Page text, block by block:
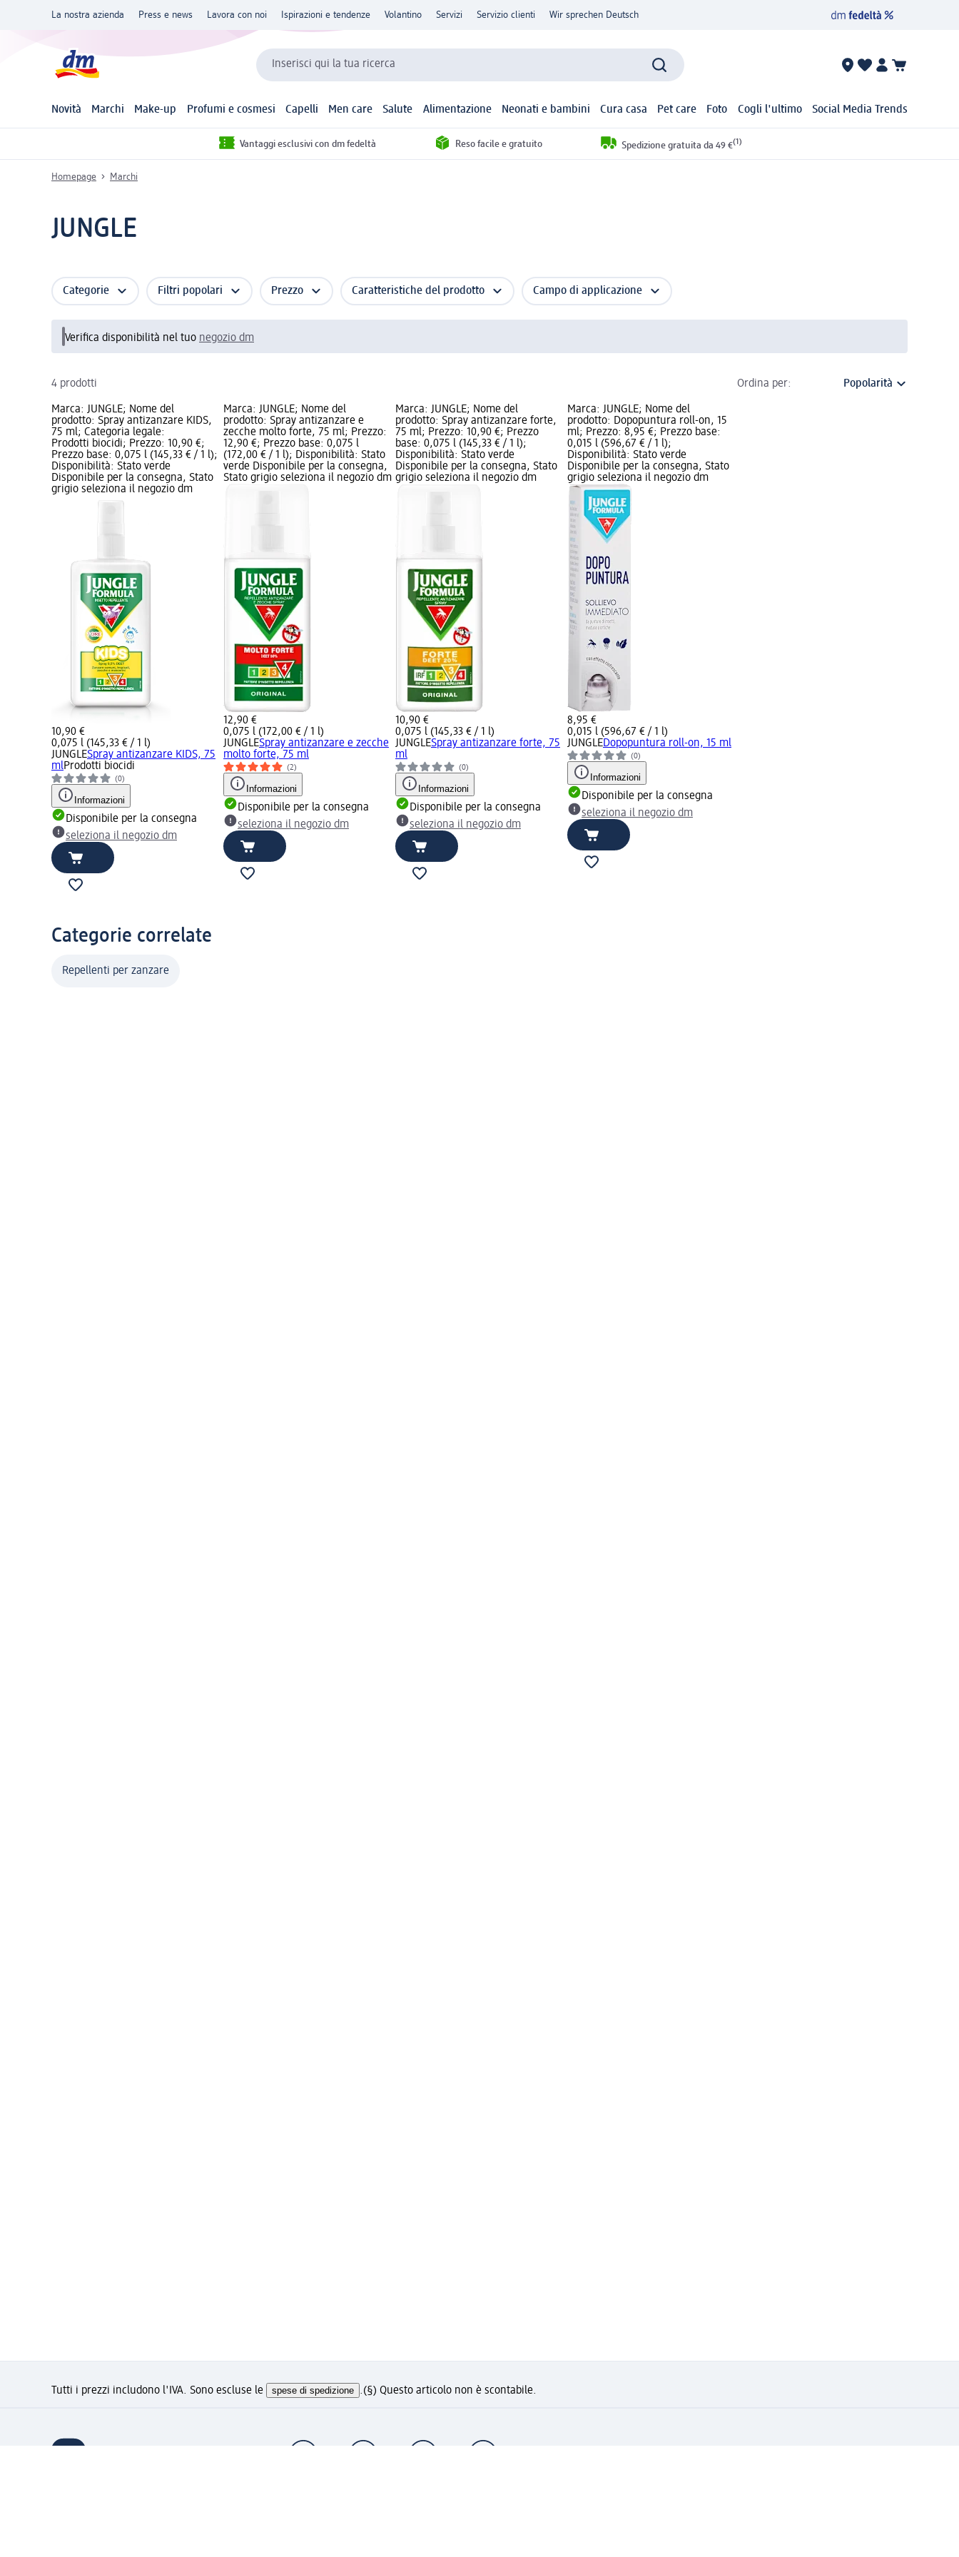
La nostra azienda Press e news Lavora con noi Ispirazioni e tendenze Volantino Servizi Servizio clienti Wir sprechen Deutsch
Inserisci qui la tua ricerca
Novità Marchi Make-up Profumi e cosmesi Capelli Men care Salute Alimentazione Neonati e bambini Cura casa Pet care Foto Cogli l'ultimo Social Media Trends
Vantaggi esclusivi con dm fedeltà Reso facile e gratuito Spedizione gratuita da 49 €(1)
Homepage Marchi
JUNGLE
Categorie Filtri popolari Prezzo Caratteristiche del prodotto Campo di applicazione
Verifica disponibilità nel tuo negozio dm
4 prodotti Ordina per:
Marca: JUNGLE; Nome del
prodotto: Spray antizanzare KIDS,
75 ml; Categoria legale:
Prodotti biocidi; Prezzo: 10,90 €;
Prezzo base: 0,075 l (145,33 € / 1 l);
Disponibilità: Stato verde
Disponibile per la consegna, Stato
grigio seleziona il negozio dm
10,90 €
0,075 l (145,33 € / 1 l)
JUNGLESpray antizanzare KIDS, 75
mlProdotti biocidi
(0)
Informazioni
Disponibile per la consegna
seleziona il negozio dm
Marca: JUNGLE; Nome del
prodotto: Spray antizanzare e
zecche molto forte, 75 ml; Prezzo:
12,90 €; Prezzo base: 0,075 l
(172,00 € / 1 l); Disponibilità: Stato
verde Disponibile per la consegna,
Stato grigio seleziona il negozio dm
12,90 €
0,075 l (172,00 € / 1 l)
JUNGLESpray antizanzare e zecche
molto forte, 75 ml
(2)
Informazioni
Disponibile per la consegna
seleziona il negozio dm
Marca: JUNGLE; Nome del
prodotto: Spray antizanzare forte,
75 ml; Prezzo: 10,90 €; Prezzo
base: 0,075 l (145,33 € / 1 l);
Disponibilità: Stato verde
Disponibile per la consegna, Stato
grigio seleziona il negozio dm
10,90 €
0,075 l (145,33 € / 1 l)
JUNGLESpray antizanzare forte, 75
ml
(0)
Informazioni
Disponibile per la consegna
seleziona il negozio dm
Marca: JUNGLE; Nome del
prodotto: Dopopuntura roll-on, 15
ml; Prezzo: 8,95 €; Prezzo base:
0,015 l (596,67 € / 1 l);
Disponibilità: Stato verde
Disponibile per la consegna, Stato
grigio seleziona il negozio dm
8,95 €
0,015 l (596,67 € / 1 l)
JUNGLEDopopuntura roll-on, 15 ml
(0)
Informazioni
Disponibile per la consegna
seleziona il negozio dm
Categorie correlate
Repellenti per zanzare
Tutti i prezzi includono l'IVA. Sono escluse le spese di spedizione .(§) Questo articolo non è scontabile.